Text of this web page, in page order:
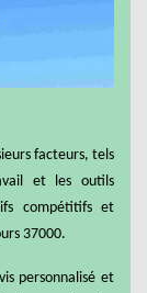
facteurs, tels
et les outils
compétitifs et
37000.
personnalisé et